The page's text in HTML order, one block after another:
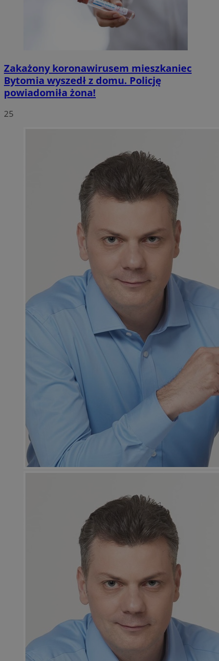
Zakażony koronawirusem mieszkaniec
Bytomia wyszedł z domu. Policję
powiadomiła żona!
25